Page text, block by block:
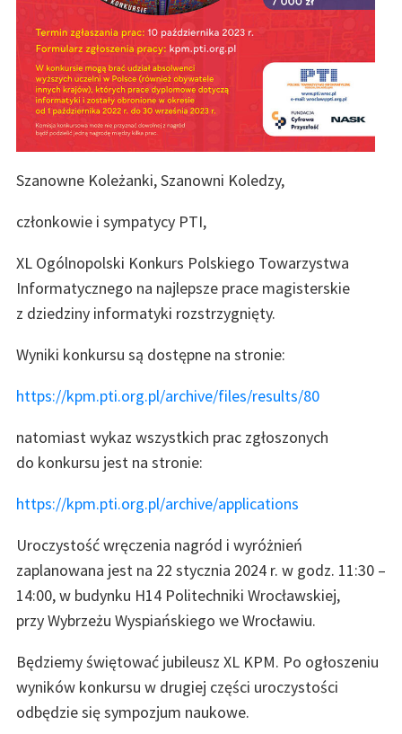
Szanowne Koleżanki, Szanowni Koledzy,
członkowie i sympatycy PTI,
XL Ogólnopolski Konkurs Polskiego Towarzystwa
Informatycznego na najlepsze prace magisterskie
z dziedziny informatyki rozstrzygnięty.
Wyniki konkursu są dostępne na stronie:
https://kpm.pti.org.pl/archive/files/results/80
natomiast wykaz wszystkich prac zgłoszonych
do konkursu jest na stronie:
https://kpm.pti.org.pl/archive/applications
Uroczystość wręczenia nagród i wyróżnień
zaplanowana jest na 22 stycznia 2024 r. w godz. 11:30 –
14:00, w budynku H14 Politechniki Wrocławskiej,
przy Wybrzeżu Wyspiańskiego we Wrocławiu.
Będziemy świętować jubileusz XL KPM. Po ogłoszeniu
wyników konkursu w drugiej części uroczystości
odbędzie się sympozjum naukowe.